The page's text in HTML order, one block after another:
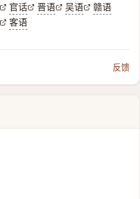
官话 晋语 吴语
赣语
客语
反馈